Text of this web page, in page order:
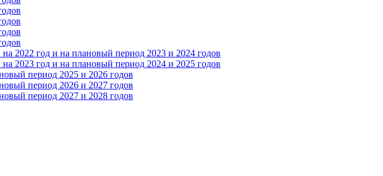
год и на плановый период 2023 и 2024 годов
год и на плановый период 2024 и 2025 годов
период 2025 и 2026 годов
период 2026 и 2027 годов
период 2027 и 2028 годов